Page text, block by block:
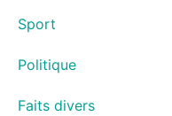
Sport
Politique
Faits divers